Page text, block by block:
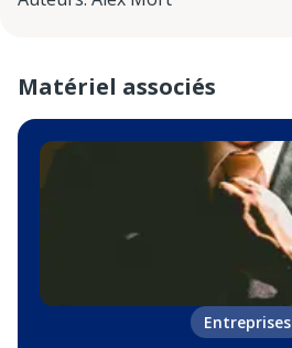
Matériel associés
Entreprises